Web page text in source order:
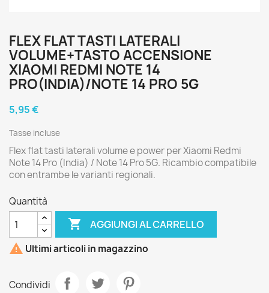
FLEX FLAT TASTI LATERALI
VOLUME+TASTO ACCENSIONE
XIAOMI REDMI NOTE 14
PRO(INDIA)/NOTE 14 PRO 5G
5,95 €
Tasse incluse
Flex flat tasti laterali volume e power per Xiaomi Redmi
Note 14 Pro (India) / Note 14 Pro 5G. Ricambio compatibile
con entrambe le varianti regionali.
Quantità
 AGGIUNGI AL CARRELLO
 Ultimi articoli in magazzino
Condividi